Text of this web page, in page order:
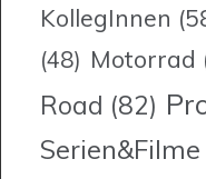
KollegInnen
(48) Motorrad
Road (82)
Serien&Filme